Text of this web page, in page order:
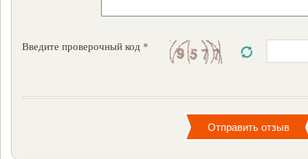
Введите проверочный код *